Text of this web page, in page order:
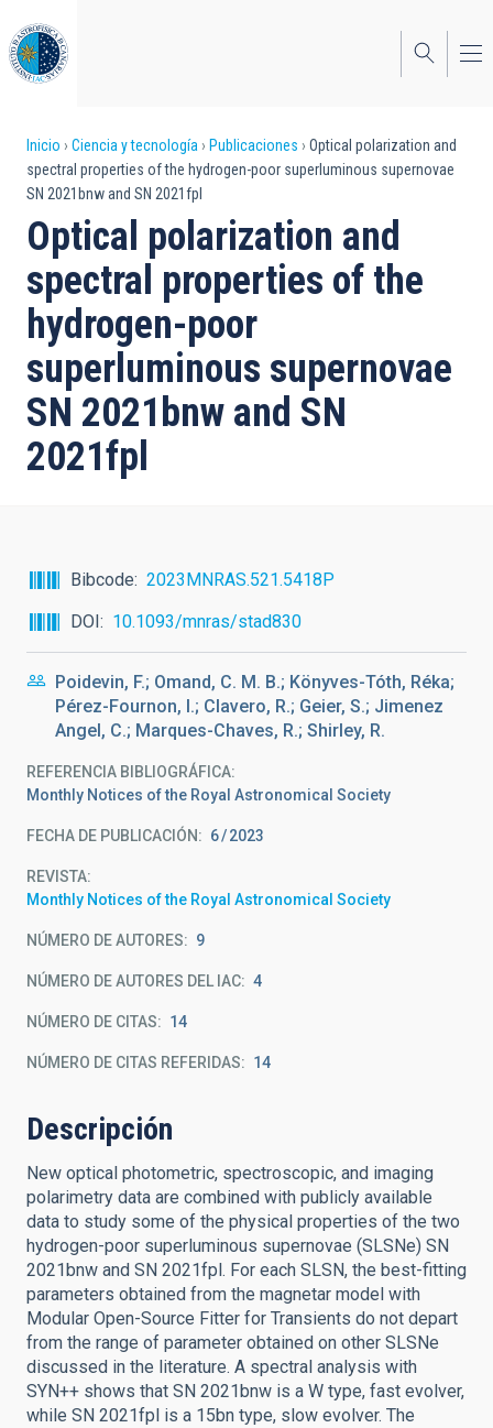
al
contenido
principal
Sobrescribir
enlaces
de
ayuda
a
la
navegación
Inicio Ciencia y tecnología Publicaciones
Optical polarization and
spectral properties of the hydrogen-poor superluminous supernovae
SN 2021bnw and SN 2021fpl
Optical polarization and
spectral properties of the
hydrogen-poor
superluminous supernovae
SN 2021bnw and SN
2021fpl
Bibcode
2023MNRAS.521.5418P
DOI
10.1093/mnras/stad830
Poidevin, F.; Omand, C. M. B.; Könyves-Tóth, Réka;
Pérez-Fournon, I.; Clavero, R.; Geier, S.; Jimenez
Angel, C.; Marques-Chaves, R.; Shirley, R.
REFERENCIA BIBLIOGRÁFICA
Monthly Notices of the Royal Astronomical Society
FECHA DE PUBLICACIÓN: 6 2023
REVISTA
Monthly Notices of the Royal Astronomical Society
NÚMERO DE AUTORES 9
NÚMERO DE AUTORES DEL IAC 4
NÚMERO DE CITAS 14
NÚMERO DE CITAS REFERIDAS 14
Descripción
New optical photometric, spectroscopic, and imaging
polarimetry data are combined with publicly available
data to study some of the physical properties of the two
hydrogen-poor superluminous supernovae (SLSNe) SN
2021bnw and SN 2021fpl. For each SLSN, the best-fitting
parameters obtained from the magnetar model with
Modular Open-Source Fitter for Transients do not depart
from the range of parameter obtained on other SLSNe
discussed in the literature. A spectral analysis with
SYN++ shows that SN 2021bnw is a W type, fast evolver,
while SN 2021fpl is a 15bn type, slow evolver. The